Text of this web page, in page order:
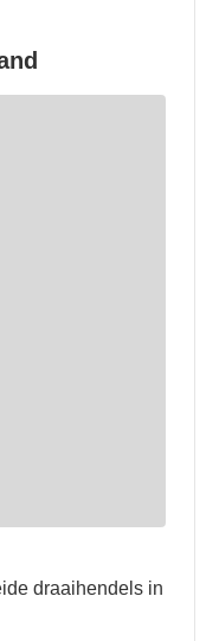
draaihendels in